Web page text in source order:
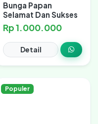
Bunga Papan
Selamat Dan Sukses
Rp 1.000.000
Detail
Populer